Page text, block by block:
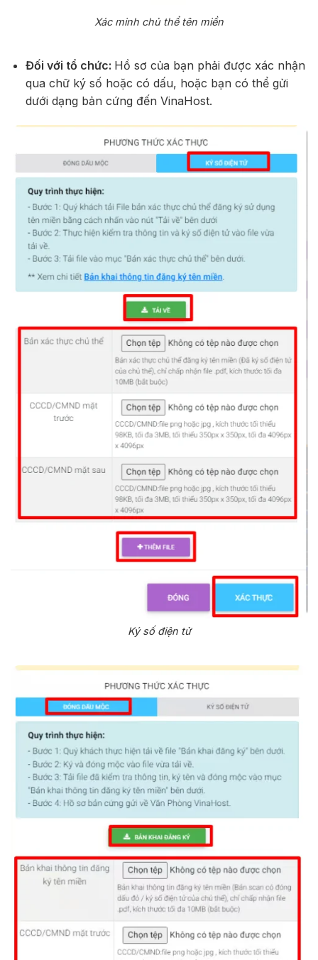
Xác minh chủ thể tên miền
Đối với tổ chức: Hồ sơ của bạn phải được xác nhận
qua chữ ký số hoặc có dấu, hoặc bạn có thể gửi
dưới dạng bản cứng đến VinaHost.
Ký số điện tử